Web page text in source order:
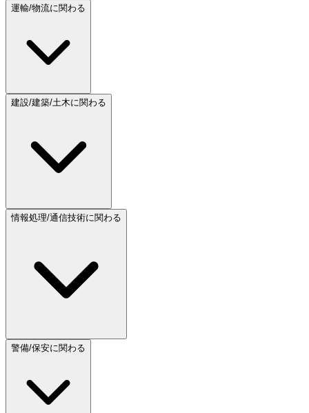
運輸/物流に関わる
建設/建築/土木に関わる
情報処理/通信技術に関わる
警備/保安に関わる